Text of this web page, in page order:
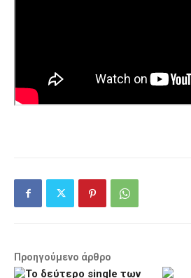
Προηγούμενο άρθρο